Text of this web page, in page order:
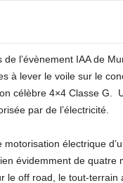
l’évènement IAA de
à lever le voile sur le
célèbre 4×4 Classe G.
par de l’électricité.
motorisation électrique
évidemment de quatre
le off road, le tout-terrain